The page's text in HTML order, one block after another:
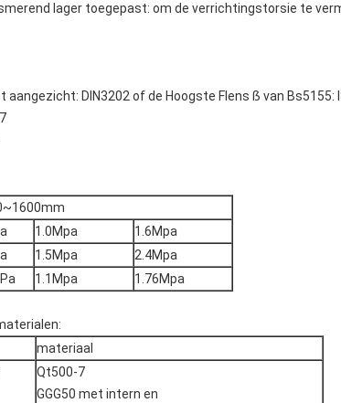
lager toegepast: om de verrichtingstorsie te
DIN3202 of de Hoogste Flens ẞ van Bs5155:
1.0Mpa
1.6Mpa
1.5Mpa
2.4Mpa
1.1Mpa 1.76Mpa
materiaal
Qt500-7
GGG50 met intern en